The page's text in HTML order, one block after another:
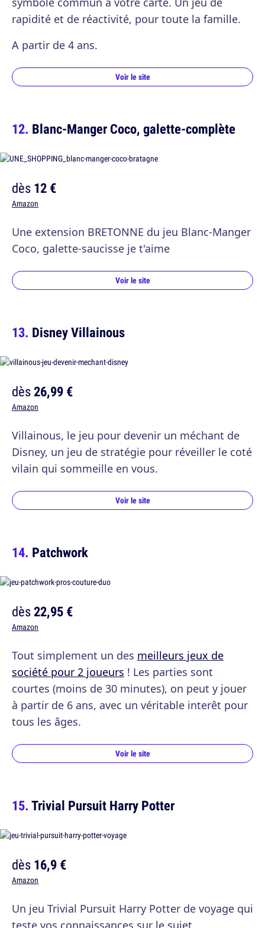
rapidité et de réactivité, pour toute la famille.
A partir de 4 ans.
Voir le site
Blanc-Manger Coco, galette-complète
dès12 €
Amazon
Une extension BRETONNE du jeu Blanc-Manger
Coco, galette-saucisse je t'aime
Voir le site
Disney Villainous
dès26,99 €
Amazon
Villainous, le jeu pour devenir un méchant de
Disney, un jeu de stratégie pour réveiller le coté
vilain qui sommeille en vous.
Voir le site
Patchwork
dès22,95 €
Amazon
Tout simplement un des meilleurs jeux de
société pour 2 joueurs ! Les parties sont
courtes (moins de 30 minutes), on peut y jouer
à partir de 6 ans, avec un véritable interêt pour
tous les âges.
Voir le site
Trivial Pursuit Harry Potter
dès16,9 €
Amazon
Un jeu Trivial Pursuit Harry Potter de voyage qui
teste vos connaissances sur le sujet.